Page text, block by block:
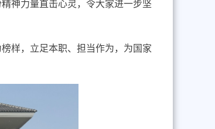
神力量直击心灵， 令大家进一步坚
样，立足本职、担当作为，为国家